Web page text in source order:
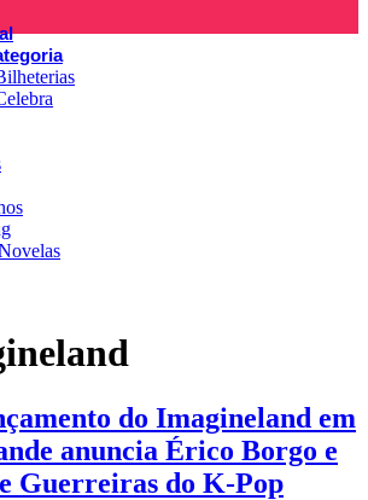
do Imagineland em
anuncia Érico Borgo e
Guerreiras do K-Pop